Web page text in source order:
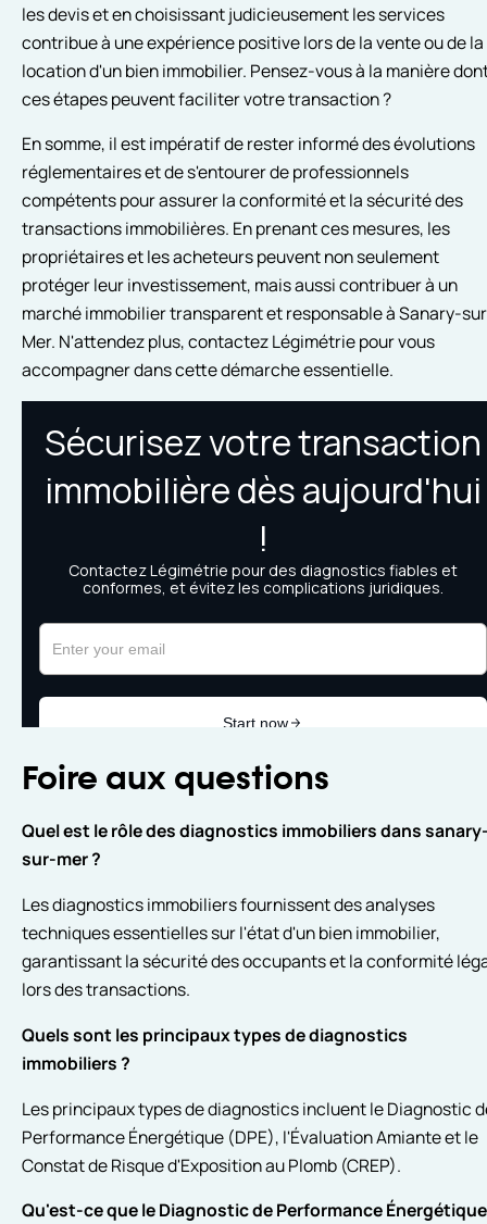
les devis et en choisissant judicieusement les services
contribue à une expérience positive lors de la vente ou de la
location d'un bien immobilier. Pensez-vous à la manière
ces étapes peuvent faciliter votre transaction ?
En somme, il est impératif de rester informé des évolutions
réglementaires et de s'entourer de professionnels
compétents pour assurer la conformité et la sécurité des
transactions immobilières. En prenant ces mesures, les
propriétaires et les acheteurs peuvent non seulement
protéger leur investissement, mais aussi contribuer à un
marché immobilier transparent et responsable à Sanary-
Mer. N'attendez plus, contactez Légimétrie pour vous
accompagner dans cette démarche essentielle.
Foire aux questions
Quel est le rôle des diagnostics immobiliers dans
sur-mer ?
Les diagnostics immobiliers fournissent des analyses
techniques essentielles sur l'état d'un bien immobilier,
garantissant la sécurité des occupants et la conformité
lors des transactions.
Quels sont les principaux types de diagnostics
immobiliers ?
Les principaux types de diagnostics incluent le Diagnostic
Performance Énergétique (DPE), l'Évaluation Amiante et le
Constat de Risque d'Exposition au Plomb (CREP).
Qu'est-ce que le Diagnostic de Performance Énergétique